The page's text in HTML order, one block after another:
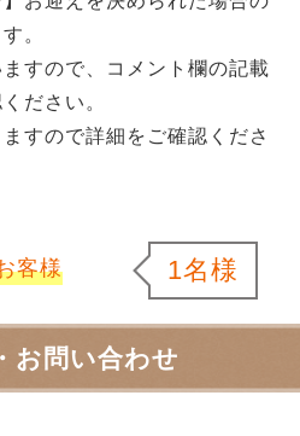
。
すので、コメント欄の記載
ださい。
すので詳細をご確認くださ
客様 1名様
お問い合わせ